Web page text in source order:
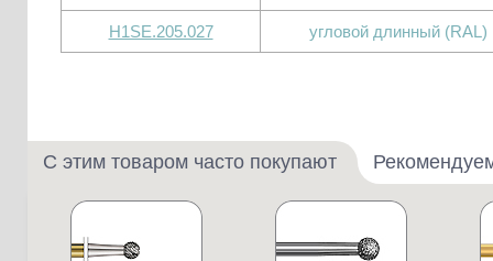
H1SE.205.027 угловой длинный (RAL)
С этим товаром часто покупают